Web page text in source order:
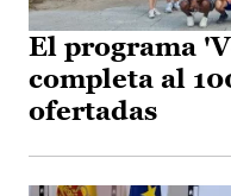
El programa
completa al
ofertadas